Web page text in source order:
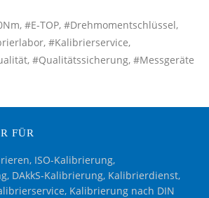
#E-TOP, #Drehmomentschlüssel,
#Kalibrierservice,
#Qualitätssicherung, #Messgeräte
FÜR
ISO-Kalibrierung,
DAkkS-Kalibrierung, Kalibrierdienst,
Kalibrierung nach DIN